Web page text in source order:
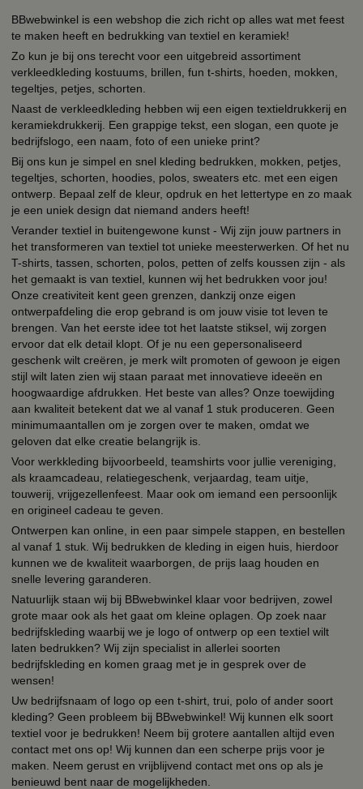
BBwebwinkel is een webshop die zich richt op alles wat met feest
te maken heeft en bedrukking van textiel en keramiek!
Zo kun je bij ons terecht voor een uitgebreid assortiment
verkleedkleding kostuums, brillen, fun t-shirts, hoeden, mokken,
tegeltjes, petjes, schorten.
Naast de verkleedkleding hebben wij een eigen textieldrukkerij en
keramiekdrukkerij. Een grappige tekst, een slogan, een quote je
bedrijfslogo, een naam, foto of een unieke print?
Bij ons kun je simpel en snel kleding bedrukken, mokken, petjes,
tegeltjes, schorten, hoodies, polos, sweaters etc. met een eigen
ontwerp. Bepaal zelf de kleur, opdruk en het lettertype en zo maak
je een uniek design dat niemand anders heeft!
Verander textiel in buitengewone kunst - Wij zijn jouw partners in
het transformeren van textiel tot unieke meesterwerken. Of het nu
T-shirts, tassen, schorten, polos, petten of zelfs koussen zijn - als
het gemaakt is van textiel, kunnen wij het bedrukken voor jou!
Onze creativiteit kent geen grenzen, dankzij onze eigen
ontwerpafdeling die erop gebrand is om jouw visie tot leven te
brengen. Van het eerste idee tot het laatste stiksel, wij zorgen
ervoor dat elk detail klopt. Of je nu een gepersonaliseerd
geschenk wilt creëren, je merk wilt promoten of gewoon je eigen
stijl wilt laten zien wij staan paraat met innovatieve ideeën en
hoogwaardige afdrukken. Het beste van alles? Onze toewijding
aan kwaliteit betekent dat we al vanaf 1 stuk produceren. Geen
minimumaantallen om je zorgen over te maken, omdat we
geloven dat elke creatie belangrijk is.
Voor werkkleding bijvoorbeeld, teamshirts voor jullie vereniging,
als kraamcadeau, relatiegeschenk, verjaardag, team uitje,
touwerij, vrijgezellenfeest. Maar ook om iemand een persoonlijk
en origineel cadeau te geven.
Ontwerpen kan online, in een paar simpele stappen, en bestellen
al vanaf 1 stuk. Wij bedrukken de kleding in eigen huis, hierdoor
kunnen we de kwaliteit waarborgen, de prijs laag houden en
snelle levering garanderen.
Natuurlijk staan wij bij BBwebwinkel klaar voor bedrijven, zowel
grote maar ook als het gaat om kleine oplagen. Op zoek naar
bedrijfskleding waarbij we je logo of ontwerp op een textiel wilt
laten bedrukken? Wij zijn specialist in allerlei soorten
bedrijfskleding en komen graag met je in gesprek over de
wensen!
Uw bedrijfsnaam of logo op een t-shirt, trui, polo of ander soort
kleding? Geen probleem bij BBwebwinkel! Wij kunnen elk soort
textiel voor je bedrukken! Neem bij grotere aantallen altijd even
contact met ons op! Wij kunnen dan een scherpe prijs voor je
maken. Neem gerust en vrijblijvend contact met ons op als je
benieuwd bent naar de mogelijkheden.